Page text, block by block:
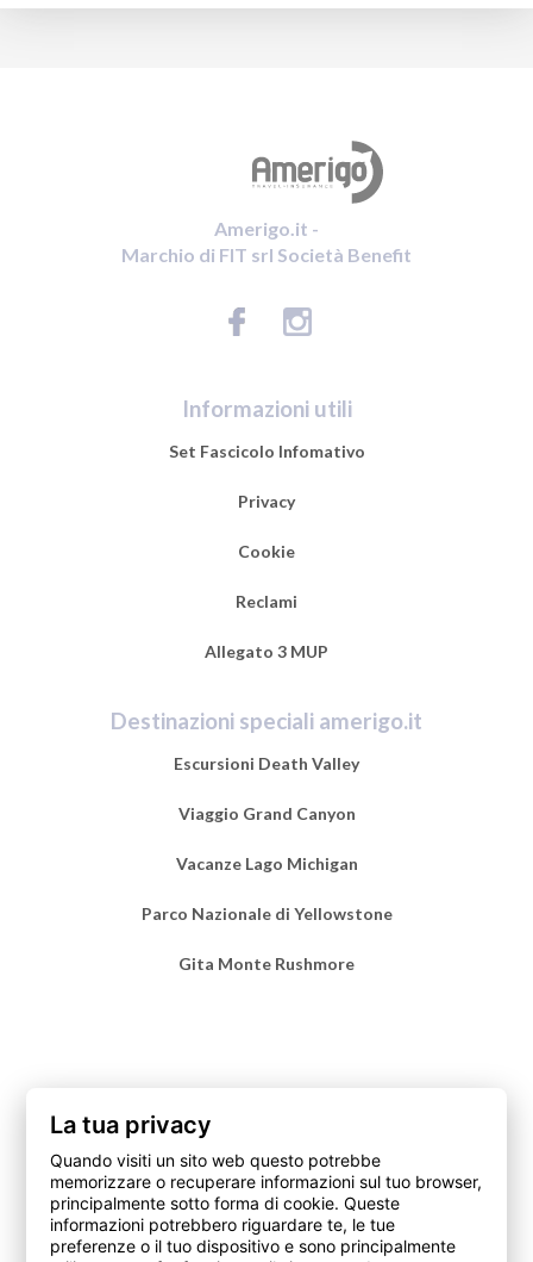
Amerigo.it -
Marchio di FIT srl Società Benefit
Informazioni utili
Set Fascicolo Infomativo
Privacy
Cookie
Reclami
Allegato 3 MUP
Destinazioni speciali amerigo.it
Escursioni Death Valley
Viaggio Grand Canyon
Vacanze Lago Michigan
Parco Nazionale di Yellowstone
Gita Monte Rushmore
© 2026 – Amerigo. it è un marchio di Fit srl Società Benefit,
intermediario assicurativo soggetto al controllo dell’IVASS
https://www.ivass.it/ , iscritto alla Sezione A del Registro
La tua privacy
Quando visiti un sito web questo potrebbe
memorizzare o recuperare informazioni sul tuo browser,
principalmente sotto forma di cookie. Queste
informazioni potrebbero riguardare te, le tue
preferenze o il tuo dispositivo e sono principalmente